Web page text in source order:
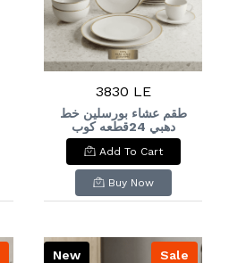
3830 LE
طقم عشاء بورسلين خط
دهبي 24قطعه كوب
كريميPorcelain dinner
set with gold trim,
24 pieces, cream-
colored cup
Add To Cart
Buy Now
Sale
New